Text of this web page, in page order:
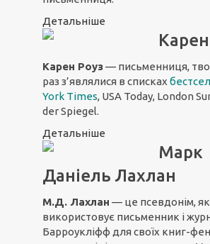
Детальніше
Карен Роуз— письменниця,
раз з’являлися в списках
York Times, USA Today, London
der Spiegel.
Детальніше
Марк
Даніель Лахлан
М.Д. Лахлан — це псевдонім,
використовує письменник і
Барроукліфф для своїх книг-